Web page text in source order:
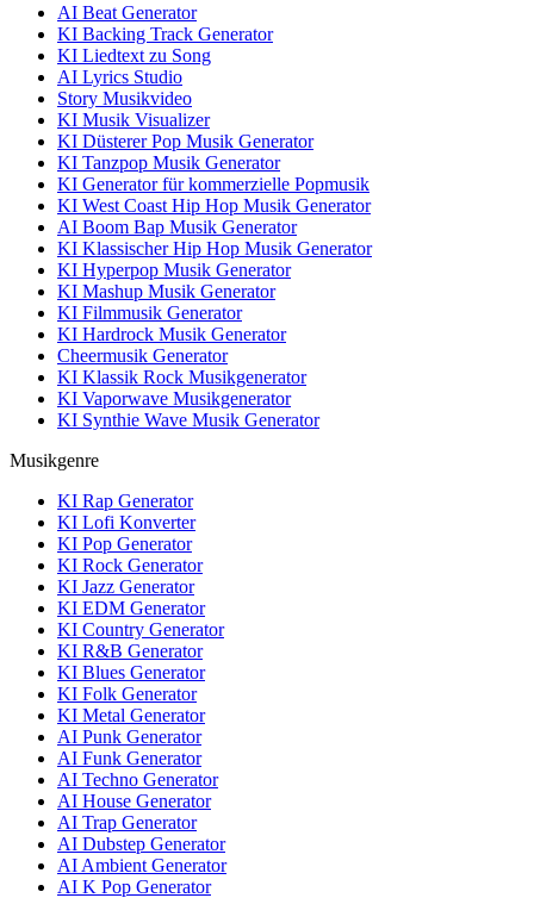
AI Beat Generator
KI Backing Track Generator
KI Liedtext zu Song
AI Lyrics Studio
Story Musikvideo
KI Musik Visualizer
KI Düsterer Pop Musik Generator
KI Tanzpop Musik Generator
KI Generator für kommerzielle Popmusik
KI West Coast Hip Hop Musik Generator
AI Boom Bap Musik Generator
KI Klassischer Hip Hop Musik Generator
KI Hyperpop Musik Generator
KI Mashup Musik Generator
KI Filmmusik Generator
KI Hardrock Musik Generator
Cheermusik Generator
KI Klassik Rock Musikgenerator
KI Vaporwave Musikgenerator
KI Synthie Wave Musik Generator
Musikgenre
KI Rap Generator
KI Lofi Konverter
KI Pop Generator
KI Rock Generator
KI Jazz Generator
KI EDM Generator
KI Country Generator
KI R&B Generator
KI Blues Generator
KI Folk Generator
KI Metal Generator
AI Punk Generator
AI Funk Generator
AI Techno Generator
AI House Generator
AI Trap Generator
AI Dubstep Generator
AI Ambient Generator
AI K Pop Generator